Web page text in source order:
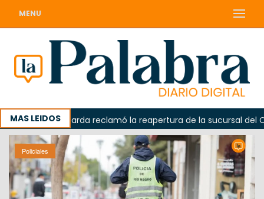
MENU
MAS LEIDOSOdarda reclamó la reapertura de la sucursal del
Policiales